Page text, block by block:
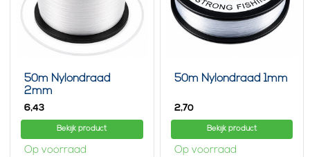
50m Nylondraad
2mm
6,43
Bekijk product
Op voorraad
50m Nylondraad 1mm
2,70
Bekijk product
Op voorraad